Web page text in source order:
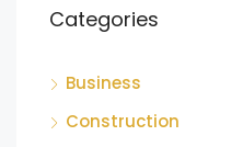
Categories
Business
Construction